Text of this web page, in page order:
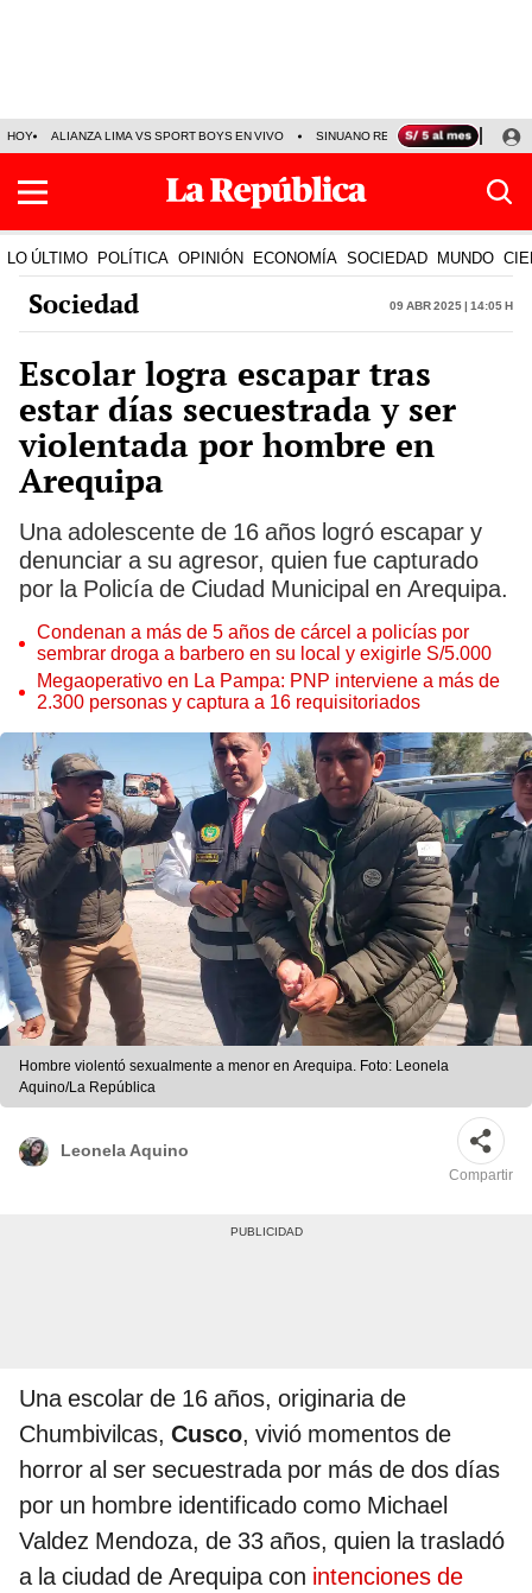
HOY ALIANZA LIMA VS SPORT BOYS EN VIVO SINUANO RESULTADOS HOY
LO ÚLTIMO POLÍTICA OPINIÓN ECONOMÍA SOCIEDAD MUNDO
Sociedad 09 Abr 2025 | 14:05 h
Escolar logra escapar tras
estar días secuestrada y ser
violentada por hombre en
Arequipa
Una adolescente de 16 años logró escapar y
denunciar a su agresor, quien fue capturado
por la Policía de Ciudad Municipal en Arequipa.
Condenan a más de 5 años de cárcel a policías por
sembrar droga a barbero en su local y exigirle S/5.000
Megaoperativo en La Pampa: PNP interviene a más de
2.300 personas y captura a 16 requisitoriados
Hombre violentó sexualmente a menor en Arequipa. Foto: Leonela
Aquino/La República
Leonela Aquino
Compartir
Una escolar de 16 años, originaria de
Chumbivilcas, Cusco, vivió momentos de
horror al ser secuestrada por más de dos días
por un hombre identificado como Michael
Valdez Mendoza, de 33 años, quien la trasladó
a la ciudad de Arequipa con intenciones de